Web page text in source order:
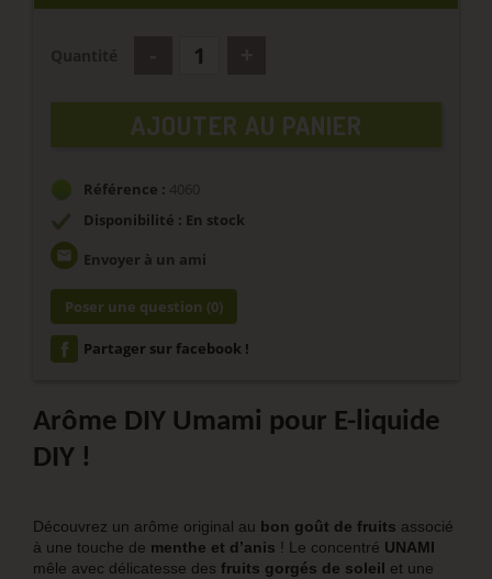
AJOUTER AU PANIER
Référence : 4060
Disponibilité : En stock
email Envoyer à un ami
Poser une question (0)
Partager sur facebook !
Arôme DIY Umami pour E-liquide
DIY !
Découvrez un arôme original au bon goût de fruits associé
à une touche de menthe et d’anis ! Le concentré UNAMI
mêle avec délicatesse des fruits gorgés de soleil et une